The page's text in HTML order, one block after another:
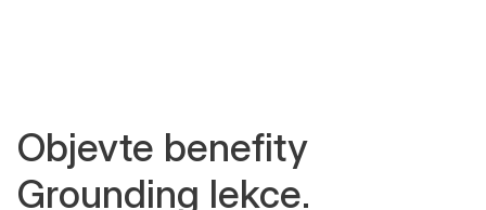
Objevte benefity
Grounding lekce.